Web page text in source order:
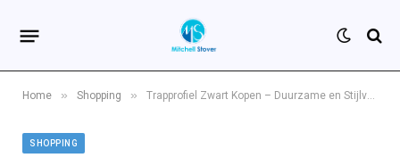
Home » Shopping » Trapprofiel Zwart Kopen – Duurzame en Stijlvolle Trapneusprofielen voor Elk Interieur
SHOPPING